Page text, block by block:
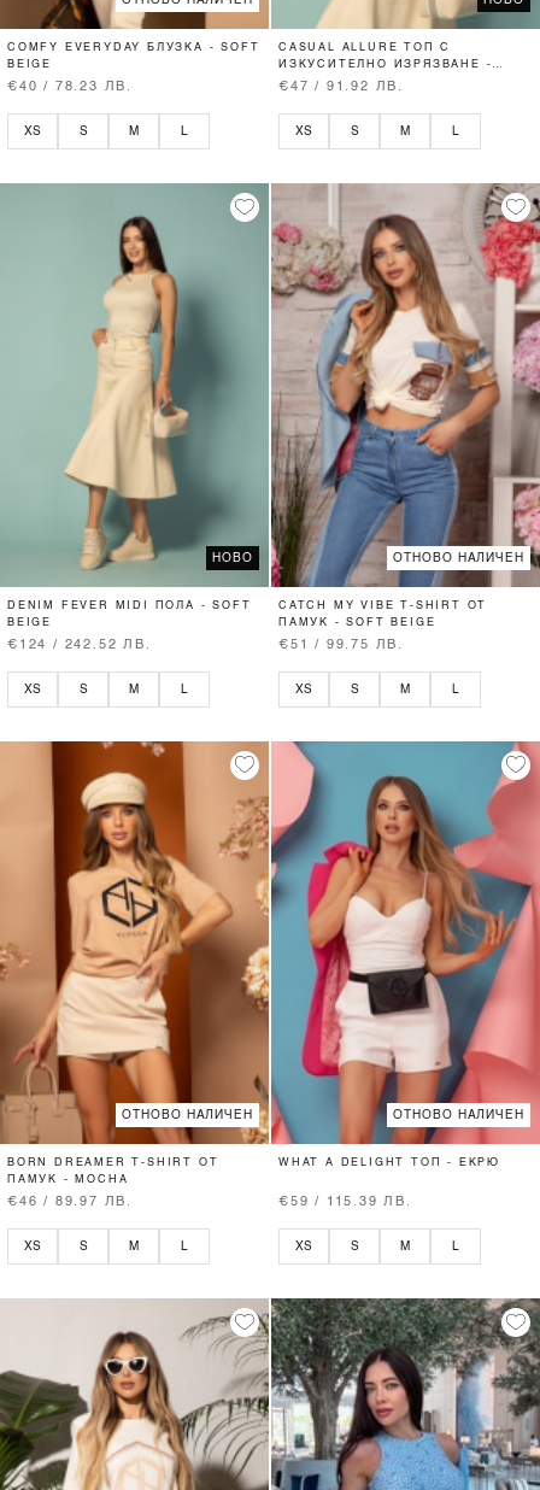
COMFY EVERYDAY БЛУЗКА - SOFT
BEIGE
€40 / 78.23 ЛВ.
XS S M L
CASUAL ALLURE ТОП С
ИЗКУСИТЕЛНО ИЗРЯЗВАНЕ -
SOFT BEIGE
€47 / 91.92 ЛВ.
XS S M L
НОВО
DENIM FEVER MIDI ПОЛА - SOFT
BEIGE
€124 / 242.52 ЛВ.
XS S M
ОТНОВО НАЛИЧЕН
CATCH MY VIBE T-SHIRT ОТ
ПАМУК - SOFT BEIGE
€51 / 99.75 ЛВ.
XS S M
ОТНОВО НАЛИЧЕН
BORN DREAMER T-SHIRT ОТ
ПАМУК - MOCHA
€46 / 89.97 ЛВ.
XS S M L
ОТНОВО НАЛИЧЕН
WHAT A DELIGHT ТОП - ЕКРЮ
€59 / 115.39 ЛВ.
XS S M L